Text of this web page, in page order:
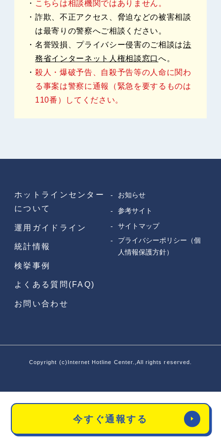
今すぐ通報する
こちらは相談機関ではありません。
詐欺、不正アクセス、脅迫などの被害相談
は最寄りの警察へご相談ください。
名誉毀損、プライバシー侵害のご相談は法
務省インターネット人権相談窓口へ。
殺人・爆破予告、自殺予告等の人命に関わ
る事案は警察に通報（緊急を要するものは
110番）してください。
ホットラインセンター
について
運用ガイドライン
統計情報
検挙事例
よくある質問(FAQ)
お問い合わせ
お知らせ
参考サイト
サイトマップ
プライバシーポリシー（個
人情報保護方針）
Copyright (c)Internet Hotline Center.,All rights reserved.